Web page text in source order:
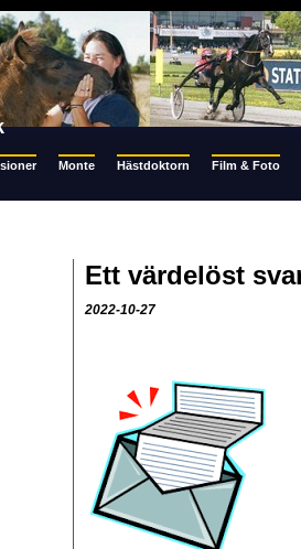
Monte Hästdoktorn
Film & Foto
Ett värdelöst
2022-10-27